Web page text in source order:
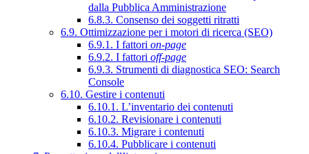
dalla Pubblica Amministrazione
6.8.3. Consenso dei soggetti ritratti
6.9. Ottimizzazione per i motori di ricerca (SEO)
6.9.1. I fattori on-page
6.9.2. I fattori off-page
6.9.3. Strumenti di diagnostica SEO: Search
Console
6.10. Gestire i contenuti
6.10.1. L’inventario dei contenuti
6.10.2. Revisionare i contenuti
6.10.3. Migrare i contenuti
6.10.4. Pubblicare i contenuti